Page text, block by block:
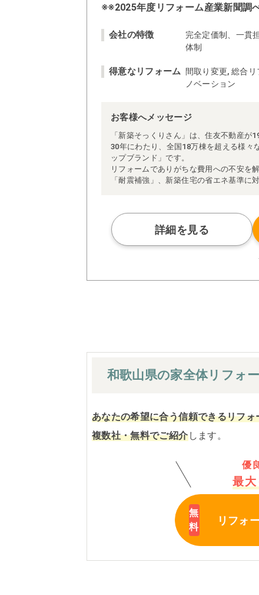
※※2025年度リフォーム産業新聞調
会社の特徴
完全定価制、一貫
体制
得意なリフォーム
間取り変更, 総合
ノベーション
お客様へメッセージ
「新築そっくりさん」は、住友不動産が
30年にわたり、全国18万棟を超える様々
ップブランド」です。
リフォームでありがちな費用への不安を
「耐震補強」、新築住宅の省エネ基準に
られた充実の施工マニュアルや検査体制
さらに、住友不動産のリフォームならで
ぜひ、あなたの大切なお住まいの再生を
※お客様のご要望による工事内容変更が
詳細を見る
和歌山県の家全体リフォ
あなたの希望に合う信頼できるリフォ
複数社・無料でご紹介します。
優
最大
リフォ